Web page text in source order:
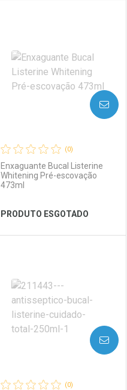
Laboratório
Ver Desconto Convênio
Por Menos
(0)
Enxaguante Bucal Listerine
Whitening Pré-escovação
473ml
PRODUTO ESGOTADO
AVISE-ME
Laboratório
Por Menos
(0)
AVISE-ME